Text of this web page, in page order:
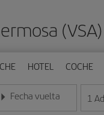
(VSA)
HOTEL COCHE
día/mes/año
Fecha vuelta
Introduce la fecha en formato
1